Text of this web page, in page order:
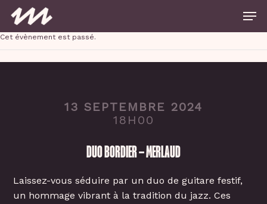
main
content
Cet évènement est passé.
13 SEPTEMBRE 2024
18H00
DUO BORDIER – MERLAUD
Laissez-vous séduire par un duo de guitare festif,
un hommage vibrant à la tradition du jazz. Ces
Close